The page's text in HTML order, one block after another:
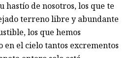
hastío de nosotros, los que te
terreno libre y abundante
los que hemos
en el cielo tantos excrementos